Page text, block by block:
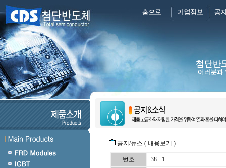
공지/뉴스 ( 내용보기 )
번호 38 - 1